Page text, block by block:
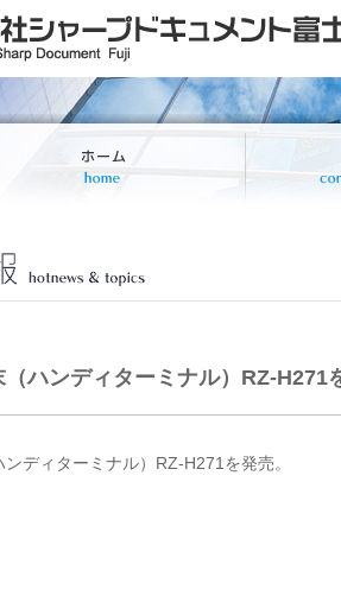
ハンディターミナル）RZ-H271
ディターミナル）RZ-H271を発売。